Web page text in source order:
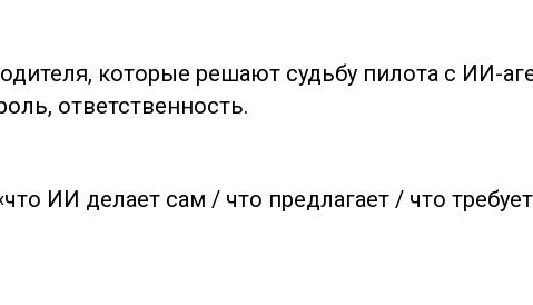
которые решают судьбу пилота с ИИ-
ответственность.
ИИ делает сам / что предлагает / что требует